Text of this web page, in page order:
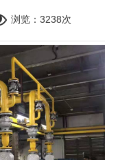
浏览：3238次